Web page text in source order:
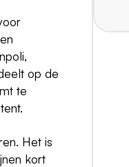
op de
te
Het is
kort